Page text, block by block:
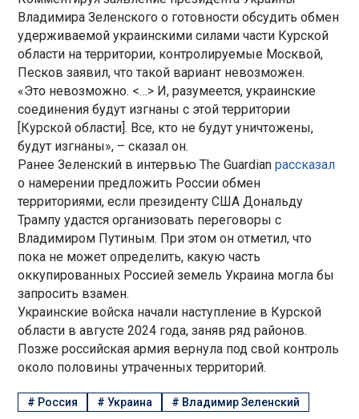
Владимира Зеленского о готовности обсудить обмен
удерживаемой украинскими силами части Курской
области на территории, контролируемые Москвой,
Песков заявил, что такой вариант невозможен.
«Это невозможно. <…> И, разумеется, украинские
соединения будут изгнаны с этой территории
[Курской области]. Все, кто не будут уничтожены,
будут изгнаны», – сказал он.
Ранее Зеленский в интервью The Guardianрассказал
о намерении предложить России обмен
территориями, если президенту США Дональду
Трампу удастся организовать переговоры с
Владимиром Путиным. При этом он отметил, что
пока не может определить, какую часть
оккупированных Россией земель Украина могла бы
запросить взамен.
Украинские войска начали наступление в Курской
области в августе 2024 года, заняв ряд районов.
Позже российская армия вернула под свой контроль
около половины утраченных территорий.
# Россия #Украина # Владимир Зеленский